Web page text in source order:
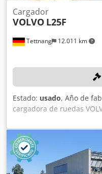
Tettnang 12.011 km
Cargador
VOLVO L25F
Estado: usado, Año de
cargadora de ruedas
cm, longitud de los
todos los datos técnicos
sección «Documentos»
Dkjdezqa Iaopfx Apyer
con las fotografías y la